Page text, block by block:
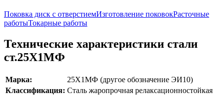
Поковка диск с отверстиемИзготовление поковокРасточные
работыТокарные работы
Технические характеристики стали
ст.25Х1МФ
Марка:
25Х1МФ (другое обозначение ЭИ10)
Классификация: Сталь жаропрочная релаксационностойкая